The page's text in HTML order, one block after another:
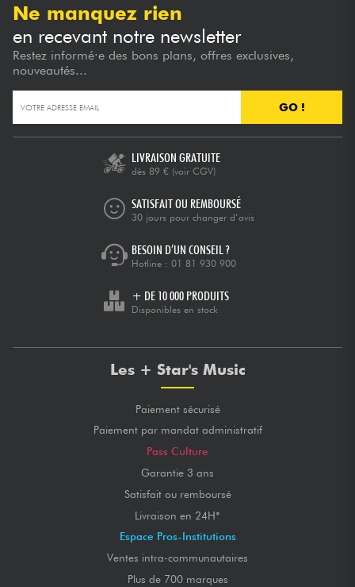
Violons & Quatuor
Eveil Musical
Câbles & Access.
Ne manquez rien
en recevant notre newsletter
Restez informé·e des bons plans, offres exclusives,
nouveautés...
GO !
LIVRAISON GRATUITE
dès 89 € (voir CGV)
SATISFAIT OU REMBOURSÉ
30 jours pour changer d’avis
BESOIN D’UN CONSEIL ?
Hotline : 01 81 930 900
+ DE 10 000 PRODUITS
Disponibles en stock
Les + Star's Music
Paiement sécurisé
Paiement par mandat administratif
Pass Culture
Garantie 3 ans
Satisfait ou remboursé
Livraison en 24H*
Espace Pros-Institutions
Ventes intra-communautaires
Plus de 700 marques